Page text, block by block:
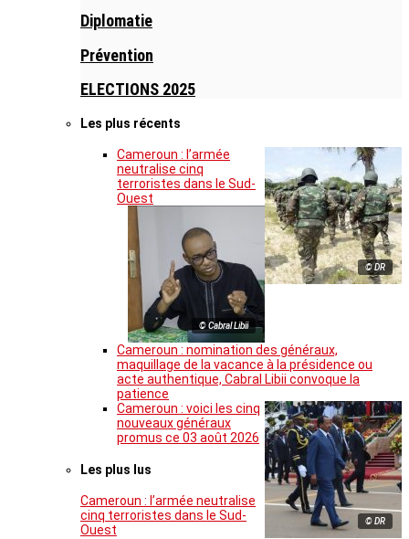
Diplomatie
Prévention
ELECTIONS 2025
Les plus récents
© DR
Cameroun : l’armée
neutralise cinq
terroristes dans le Sud-
Ouest
© Cabral Libii
Cameroun : nomination des généraux,
maquillage de la vacance à la présidence ou
acte authentique, Cabral Libii convoque la
patience
© DR
Cameroun : voici les cinq
nouveaux généraux
promus ce 03 août 2026
Les plus lus
Cameroun : l’armée neutralise
cinq terroristes dans le Sud-
Ouest